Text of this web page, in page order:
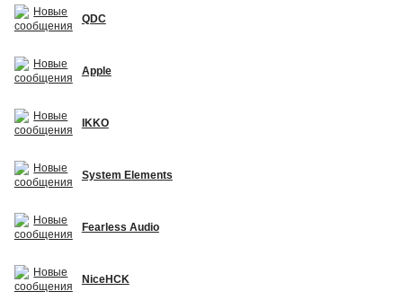
QDC
Apple
IKKO
System Elements
Fearless Audio
NiceHCK